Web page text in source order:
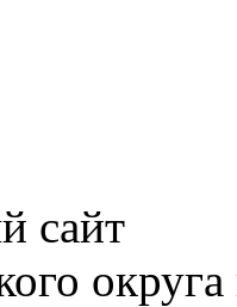
сайт